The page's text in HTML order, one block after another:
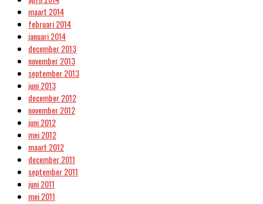
maart 2014
februari 2014
januari 2014
december 2013
november 2013
september 2013
juni 2013
december 2012
november 2012
juni 2012
mei 2012
maart 2012
december 2011
september 2011
juni 2011
mei 2011